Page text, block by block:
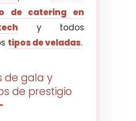
de catering en
y todos
tipos de veladas.
de gala y
de prestigio